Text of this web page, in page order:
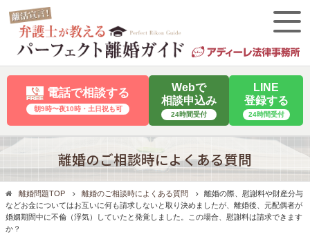
電話で相談する
朝9時〜夜10時・⼟⽇祝も可
Webで
相談申込み
24時間受付
LINE
登録する
24時間受付
離婚のご相談時によくある質問
離婚問題TOP 離婚のご相談時によくある質問
離婚の際、慰謝料や財産分与
などお金についてはお互いに何も請求しないと取り決めましたが、離婚後、元配偶者が
婚姻期間中に不倫（浮気）していたと発覚しました。この場合、慰謝料は請求できます
か？